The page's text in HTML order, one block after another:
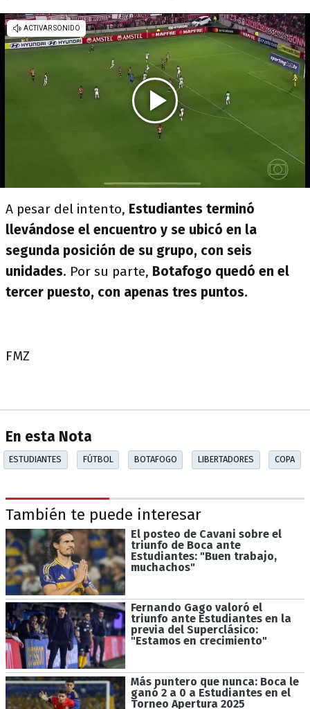
A pesar del intento, Estudiantes terminó
llevándose el encuentro y se ubicó en la
segunda posición de su grupo, con seis
unidades. Por su parte, Botafogo quedó en el
tercer puesto, con apenas tres puntos.
FMZ
En esta Nota
ESTUDIANTES FÚTBOL BOTAFOGO LIBERTADORES COPA
También te puede interesar
El posteo de Cavani sobre el
triunfo de Boca ante
Estudiantes: "Buen trabajo,
muchachos"
Fernando Gago valoró el
triunfo ante Estudiantes en la
previa del Superclásico:
"Estamos en crecimiento"
Más puntero que nunca: Boca le
ganó 2 a 0 a Estudiantes en el
Torneo Apertura 2025